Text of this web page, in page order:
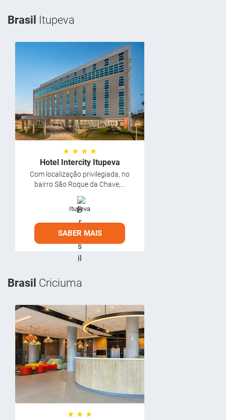
Brasil Itupeva
★ ★ ★ ★
Hotel Intercity Itupeva
Com localização privilegiada, no
bairro São Roque da Chave,...
Itupeva
SABER MAIS
Brasil Criciuma
★ ★ ★